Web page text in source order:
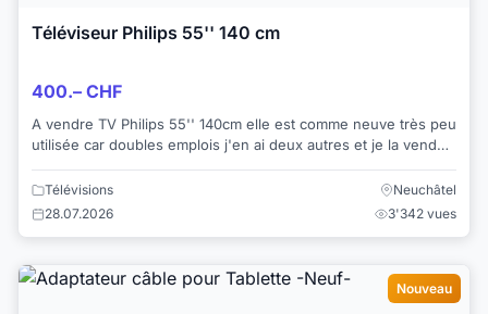
Téléviseur Philips 55'' 140 cm
400.– CHF
A vendre TV Philips 55'' 140cm elle est comme neuve très peu
utilisée car doubles emplois j'en ai deux autres et je la vend
Télévisions
Neuchâtel
28.07.2026
3'342 vues
Nouveau